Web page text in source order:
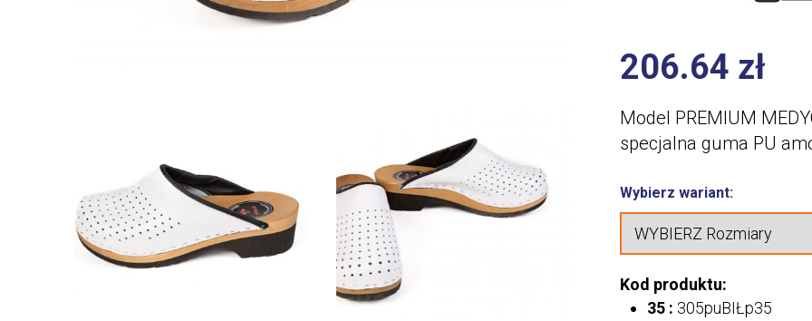
206.64 zł
Model PREMIUM
specjalna guma PU
Wybierz wariant:
Kod produktu:
35 : 305puBIŁp35